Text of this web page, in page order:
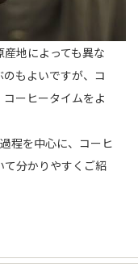
地によっても異な
もよいですが、コ
ーヒータイムをよ
程を中心に、コーヒ
て分かりやすくご紹